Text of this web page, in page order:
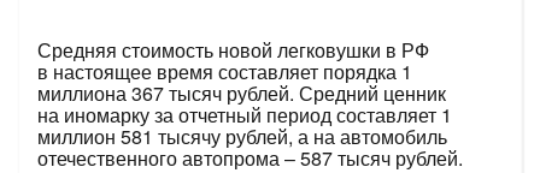
Средняя стоимость новой легковушки в РФ
в настоящее время составляет порядка 1
миллиона 367 тысяч рублей. Средний ценник
на иномарку за отчетный период составляет 1
миллион 581 тысячу рублей, а на автомобиль
отечественного автопрома – 587 тысяч рублей.